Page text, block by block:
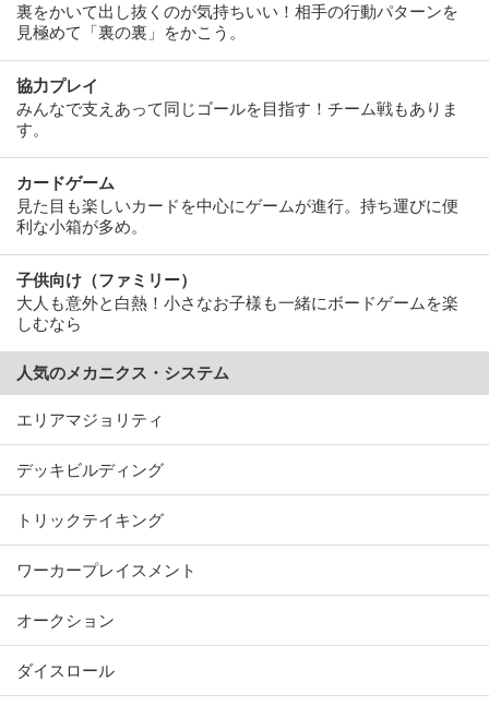
裏をかいて出し抜くのが気持ちいい！相手の行動パターンを
見極めて「裏の裏」をかこう。
協力プレイ
みんなで支えあって同じゴールを目指す！チーム戦もありま
す。
カードゲーム
見た目も楽しいカードを中心にゲームが進行。持ち運びに便
利な小箱が多め。
子供向け（ファミリー）
大人も意外と白熱！小さなお子様も一緒にボードゲームを楽
しむなら
人気のメカニクス・システム
エリアマジョリティ
デッキビルディング
トリックテイキング
ワーカープレイスメント
オークション
ダイスロール